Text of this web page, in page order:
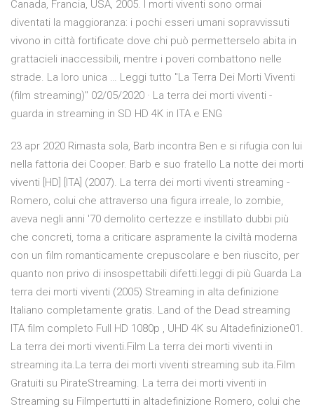
Canada, Francia, USA, 2005. I morti viventi sono ormai
diventati la maggioranza: i pochi esseri umani sopravvissuti
vivono in città fortificate dove chi può permetterselo abita in
grattacieli inaccessibili, mentre i poveri combattono nelle
strade. La loro unica … Leggi tutto "La Terra Dei Morti Viventi
(film streaming)" 02/05/2020 · La terra dei morti viventi -
guarda in streaming in SD HD 4K in ITA e ENG
23 apr 2020 Rimasta sola, Barb incontra Ben e si rifugia con lui
nella fattoria dei Cooper. Barb e suo fratello La notte dei morti
viventi [HD] [ITA] (2007). La terra dei morti viventi streaming -
Romero, colui che attraverso una figura irreale, lo zombie,
aveva negli anni '70 demolito certezze e instillato dubbi più
che concreti, torna a criticare aspramente la civiltà moderna
con un film romanticamente crepuscolare e ben riuscito, per
quanto non privo di insospettabili difetti.leggi di più Guarda La
terra dei morti viventi (2005) Streaming in alta definizione
Italiano completamente gratis. Land of the Dead streaming
ITA film completo Full HD 1080p , UHD 4K su Altadefinizione01.
La terra dei morti viventi.Film La terra dei morti viventi in
streaming ita.La terra dei morti viventi streaming sub ita.Film
Gratuiti su PirateStreaming. La terra dei morti viventi in
Streaming su Filmpertutti in altadefinizione Romero, colui che